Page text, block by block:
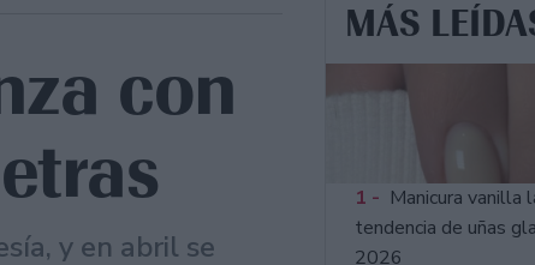
con
y en abril se
MÁS
1 - Manicura
tendencia de uñas
2026